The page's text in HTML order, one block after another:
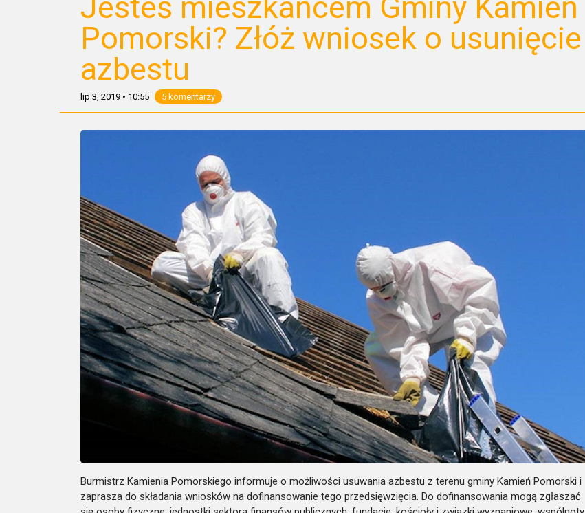
Pomorski? Złóż wniosek o usunięcie
azbestu
lip 3, 2019 • 10:55 5 komentarzy
Burmistrz Kamienia Pomorskiego informuje o możliwości usuwania azbestu z terenu gminy Kamień Pomorski i
zaprasza do składania wniosków na dofinansowanie tego przedsięwzięcia. Do dofinansowania mogą zgłaszać